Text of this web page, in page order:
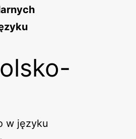
w języku